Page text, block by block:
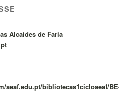
Alcaides de Faria
aeaf.edu.pt/bibliotecas1cicloaeaf/BE-